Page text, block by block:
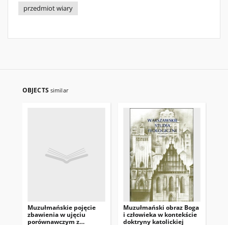
przedmiot wiary
OBJECTS similar
Muzułmańskie pojęcie
zbawienia w ujęciu
porównawczym z
Muzułmański obraz Boga
i człowieka w kontekście
doktryny katolickiej